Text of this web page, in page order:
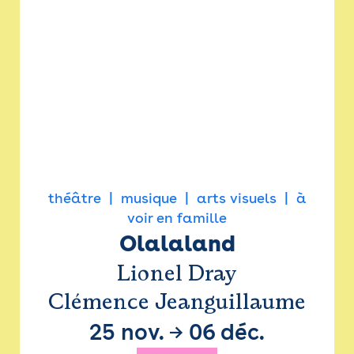
théâtre musique arts visuels
à
voir en famille
Olalaland
Lionel Dray
Clémence Jeanguillaume
25 nov. → 06 déc.